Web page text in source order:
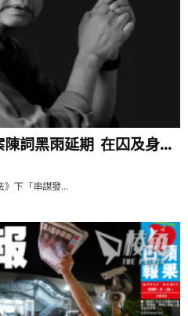
詞黑雨延期 在囚及身...
》下「串謀發...